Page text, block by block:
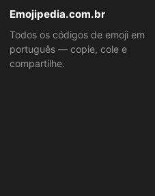
Emojipedia.com.br
Todos os códigos de emoji em
português — copie, cole e
compartilhe.